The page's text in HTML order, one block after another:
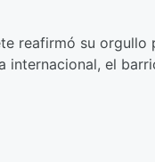
reafirmó su orgullo
internacional, el